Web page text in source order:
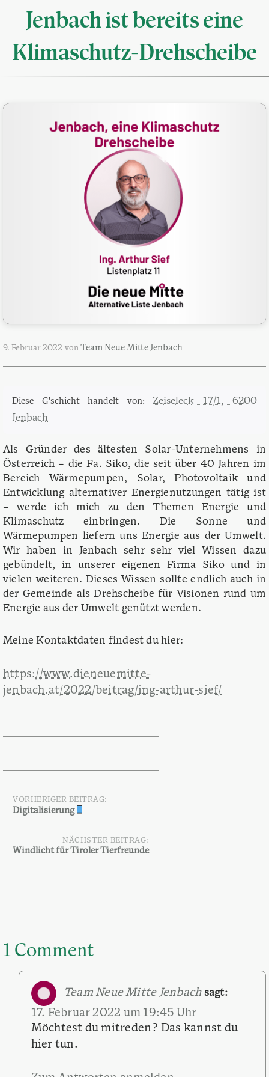
Jenbach ist bereits eine
Klimaschutz-Drehscheibe
9. Februar 2022 von Team Neue Mitte Jenbach
Diese G'schicht handelt von: Zeiseleck 17/1, 6200
Jenbach
Als Gründer des ältesten Solar-Unternehmens in
Österreich – die Fa. Siko, die seit über 40 Jahren im
Bereich Wärmepumpen, Solar, Photovoltaik und
Entwicklung alternativer Energienutzungen tätig ist
– werde ich mich zu den Themen Energie und
Klimaschutz einbringen. Die Sonne und
Wärmepumpen liefern uns Energie aus der Umwelt.
Wir haben in Jenbach sehr sehr viel Wissen dazu
gebündelt, in unserer eigenen Firma Siko und in
vielen weiteren. Dieses Wissen sollte endlich auch in
der Gemeinde als Drehscheibe für Visionen rund um
Energie aus der Umwelt genützt werden.
Meine Kontaktdaten findest du hier:
https://www.dieneuemitte-
jenbach.at/2022/beitrag/ing-arthur-sief/
Beitragsnavigation
VORHERIGER BEITRAG:
Digitalisierung
NÄCHSTER BEITRAG:
Windlicht für Tiroler Tierfreunde
1 Comment
Team Neue Mitte Jenbach sagt:
17. Februar 2022 um 19:45 Uhr
Möchtest du mitreden? Das kannst du
hier tun.